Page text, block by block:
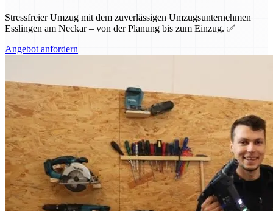
Stressfreier Umzug mit dem zuverlässigen Umzugsunternehmen
Esslingen am Neckar – von der Planung bis zum Einzug. ✅
Angebot anfordern